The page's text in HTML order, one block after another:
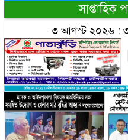
সাপ্তাহিক
৩ আগস্ট ২০২৬ :